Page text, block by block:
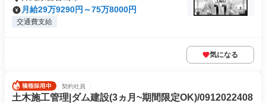
月給29万9290円～75万8000円
交通費支給
気になる
契約社員
土木施工管理|ダム建設(3ヵ月~期間限定OK)/0912022408